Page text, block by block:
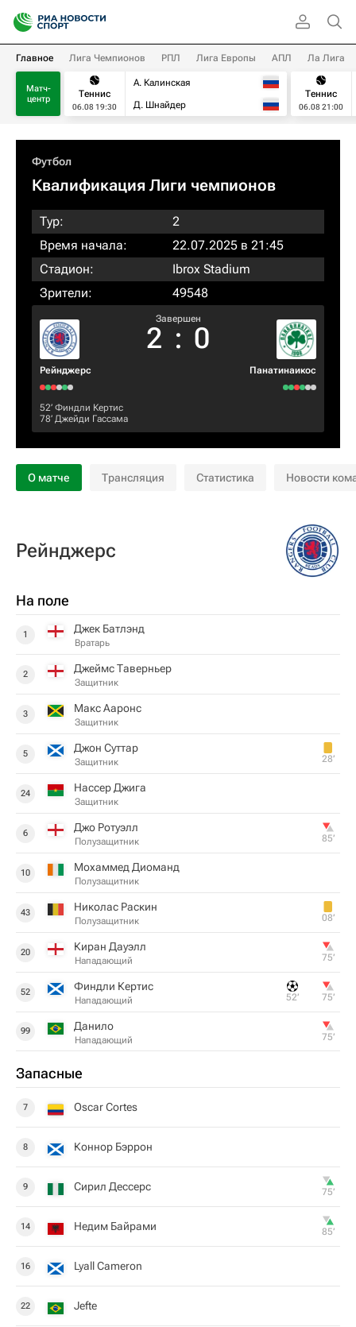
Главное Лига Чемпионов РПЛ Лига Европы АПЛ Ла Лига
Матч-
центр
Теннис
06.08 19:30
А. Калинская
Д. Шнайдер
Теннис
06.08 21:00
Футбол
Квалификация Лиги чемпионов
Тур:
2
Время начала:
22.07.2025 в 21:45
Стадион:
Ibrox Stadium
Зрители:
49548
Рейнджерс
Завершен
2 : 0
Панатинаикос
52‎’‎ Финдли Кертис
78‎’‎ Джейди Гассама
О матче Трансляция Статистика Новости
Рейнджерс
На поле
1 Джек Батлэнд
Вратарь
2 Джеймс Таверньер
Защитник
3 Макс Ааронс
Защитник
5 Джон Суттар
Защитник 28‎’‎
24 Нассер Джига
Защитник
6 Джо Ротуэлл
Полузащитник 85‎’‎
10 Мохаммед Диоманд
Полузащитник
43 Николас Раскин
Полузащитник 08‎’‎
20 Киран Дауэлл
Нападающий 75‎’‎
52 Финдли Кертис
Нападающий 52‎’‎ 75‎’‎
99 Данило
Нападающий 75‎’‎
Запасные
7 Oscar Cortes
8 Коннор Бэррон
9 Сирил Дессерс 75‎’‎
14 Недим Байрами 85‎’‎
16 Lyall Cameron
22 Jefte